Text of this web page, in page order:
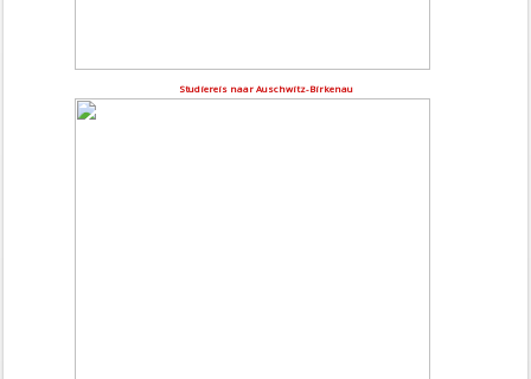
Studiereis naar Auschwitz-Birkenau